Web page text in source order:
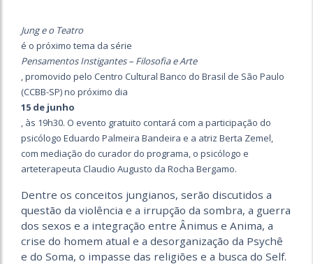
Jung e o Teatro
é o próximo tema da série
Pensamentos Instigantes – Filosofia e Arte
, promovido pelo Centro Cultural Banco do Brasil de São Paulo
(CCBB-SP) no próximo dia
15 de junho
, às 19h30. O evento gratuito contará com a participação do
psicólogo Eduardo Palmeira Bandeira e a atriz Berta Zemel,
com mediação do curador do programa, o psicólogo e
arteterapeuta Claudio Augusto da Rocha Bergamo.
Dentre os conceitos jungianos, serão discutidos a
questão da violência e a irrupção da sombra, a guerra
dos sexos e a integração entre Ânimus e Anima, a
crise do homem atual e a desorganização da Psychê
e do Soma, o impasse das religiões e a busca do Self.